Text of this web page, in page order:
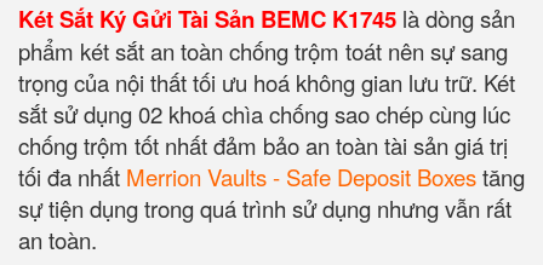
Két Sắt Ký Gửi Tài Sản BEMC K1745 là dòng sản
phẩm két sắt an toàn chống trộm toát nên sự sang
trọng của nội thất tối ưu hoá không gian lưu trữ. Két
sắt sử dụng 02 khoá chìa chống sao chép cùng lúc
chống trộm tốt nhất đảm bảo an toàn tài sản giá trị
tối đa nhất Merrion Vaults - Safe Deposit Boxestăng
sự tiện dụng trong quá trình sử dụng nhưng vẫn rất
an toàn.